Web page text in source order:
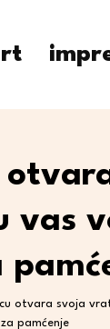
vas
otvara svoja
pamćenje